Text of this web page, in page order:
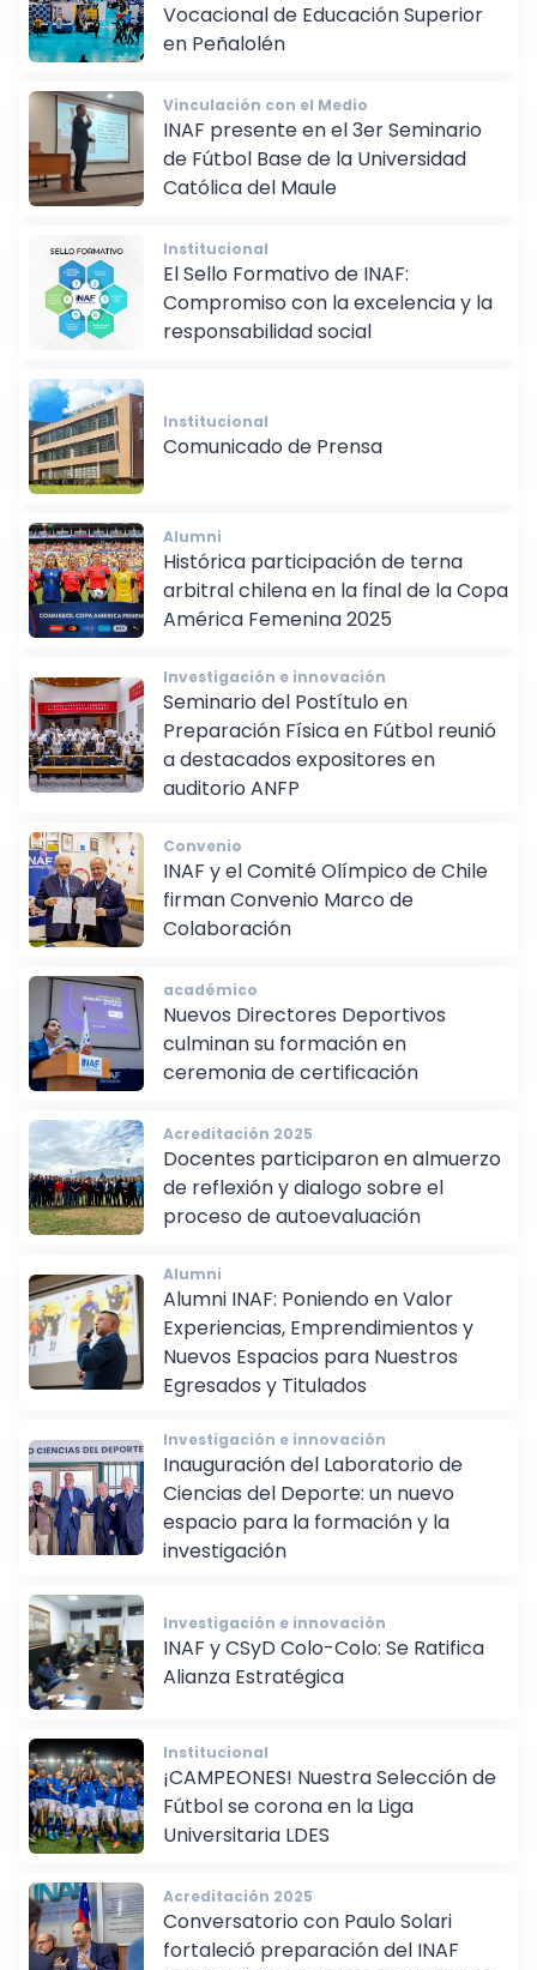
Vocacional de Educación Superior
Vinculación con el Medio
INAF presente en el 3er Seminario
de Fútbol Base de la Universidad
Institucional
El Sello Formativo de INAF:
Compromiso con la excelencia y la
responsabilidad social
Institucional
Alumni
Histórica participación de terna
arbitral chilena en la final de la Copa
Investigación e innovación
Seminario del Postítulo en
Preparación Física en Fútbol reunió
a destacados expositores en
Convenio
INAF y el Comité Olímpico de Chile
firman Convenio Marco de
académico
Nuevos Directores Deportivos
culminan su formación en
Acreditación 2025
Docentes participaron en almuerzo
de reflexión y dialogo sobre el
proceso de autoevaluación
Alumni
Alumni INAF: Poniendo en Valor
Experiencias, Emprendimientos y
Nuevos Espacios para Nuestros
Egresados y Titulados
Investigación e innovación
Inauguración del Laboratorio de
Ciencias del Deporte: un nuevo
espacio para la formación y la
investigación
Investigación e innovación
INAF y CSyD Colo-Colo: Se Ratifica
Alianza Estratégica
Institucional
¡CAMPEONES! Nuestra Selección de
Fútbol se corona en la Liga
Acreditación 2025
Conversatorio con Paulo Solari